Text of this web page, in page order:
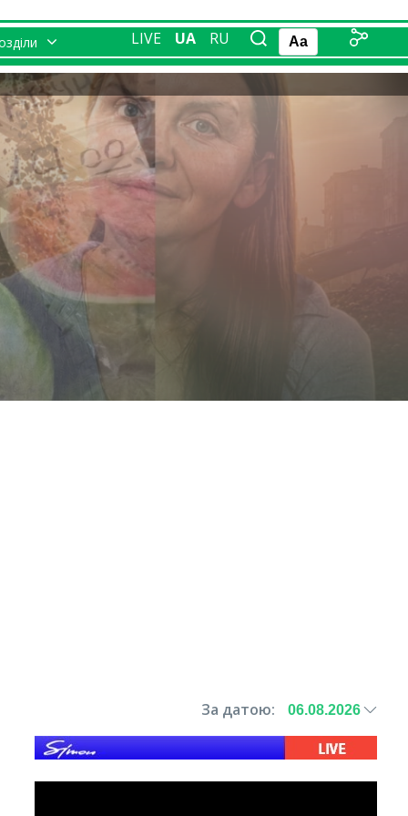
LIVE UA RU Aa
За датою: